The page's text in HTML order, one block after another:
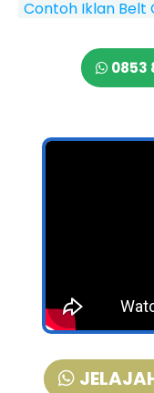
Contoh Iklan Belt
0853